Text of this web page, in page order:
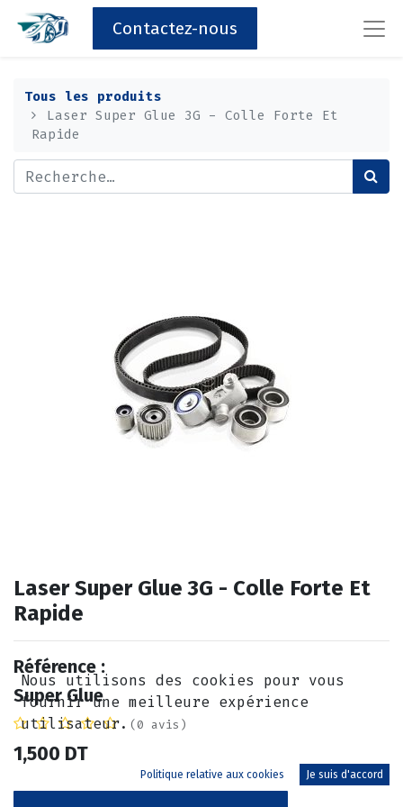
Contactez-nous
Tous les produits
Laser Super Glue 3G - Colle Forte Et
Rapide
Laser Super Glue 3G - Colle Forte Et
Rapide
Référence :
Super Glue
(0 avis)
1,500 DT
Nous utilisons des cookies pour vous
fournir une meilleure expérience
utilisateur.
Politique relative aux cookies Je suis d'accord